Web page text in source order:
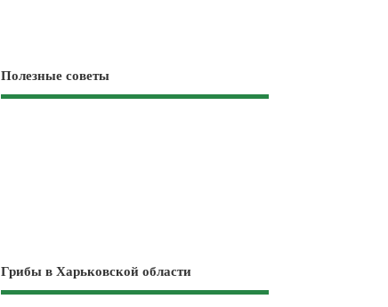
Полезные советы
Грибы в Харьковской области